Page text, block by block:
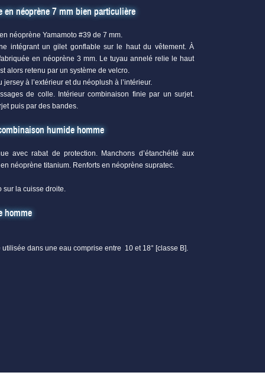
néoprène 7 mm bien particulière
néoprène Yamamoto #39 de 7 mm.
intégrant un gilet gonflable sur le haut du vêtement. À
en néoprène 3 mm. Le tuyau annelé relie le haut
alors retenu par un système de velcro.
à l’extérieur et du néoplush à l’intérieur.
de colle. Intérieur combinaison finie par un surjet.
puis par des bandes.
humide homme
avec rabat de protection. Manchons d’étanchéité aux
néoprène titanium. Renforts en néoprène supratec.
sur la cuisse droite.
homme
dans une eau comprise entre 10 et 18° [classe B].